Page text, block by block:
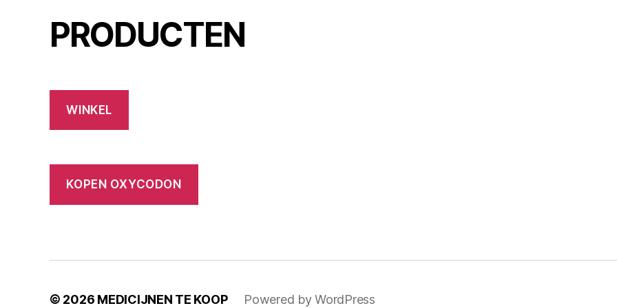
PRODUCTEN
WINKEL
KOPEN OXYCODON
© 2026 MEDICIJNEN TE KOOP Powered by WordPress